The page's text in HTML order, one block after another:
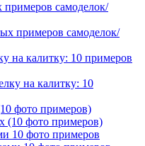
примеров самоделок/
на калитку: 10 примеров
фото примеров)
10 фото примеров